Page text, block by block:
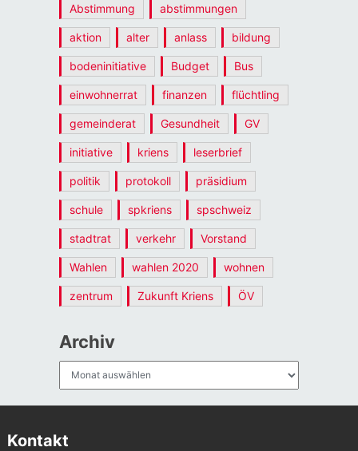
Abstimmung abstimmungen
aktion alter anlass bildung
bodeninitiative Budget Bus
einwohnerrat finanzen flüchtling
gemeinderat Gesundheit GV
initiative kriens leserbrief
politik protokoll präsidium
schule spkriens spschweiz
stadtrat verkehr Vorstand
Wahlen wahlen 2020 wohnen
zentrum Zukunft Kriens ÖV
Archiv
Kontakt